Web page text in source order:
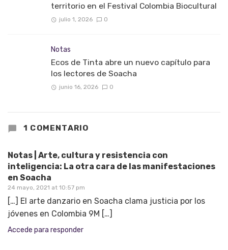
territorio en el Festival Colombia Biocultural
julio 1, 2026 0
Notas
Ecos de Tinta abre un nuevo capítulo para
los lectores de Soacha
junio 16, 2026 0
1 COMENTARIO
Notas | Arte, cultura y resistencia con
inteligencia: La otra cara de las manifestaciones
en Soacha
24 mayo, 2021 at 10:57 pm
[…] El arte danzario en Soacha clama justicia por los
jóvenes en Colombia 9M […]
Accede para responder